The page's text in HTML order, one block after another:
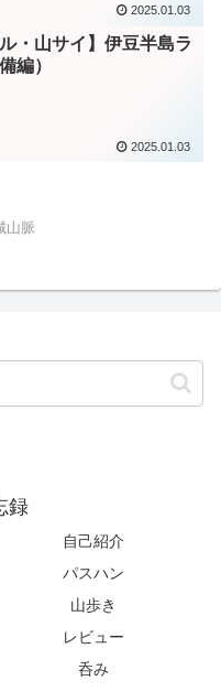
2025.01.03
ル・山サイ】伊豆半島ラ
編）
2025.01.03
山脈
録
自己紹介
パスハン
山歩き
レビュー
呑み